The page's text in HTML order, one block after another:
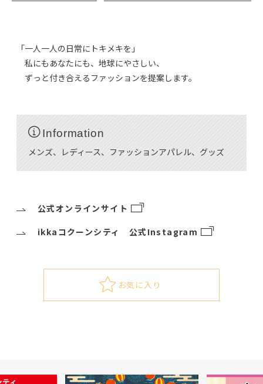
「一人一人の日常にトキメキを」
私にもあなたにも、地球にやさしい、
ずっと付き合えるファッションを提案します。
Information
メンズ、レディース、ファッションアパレル、グッズ
公式オンラインサイト
ikkaコクーンシティ 公式Instagram
お気に入り